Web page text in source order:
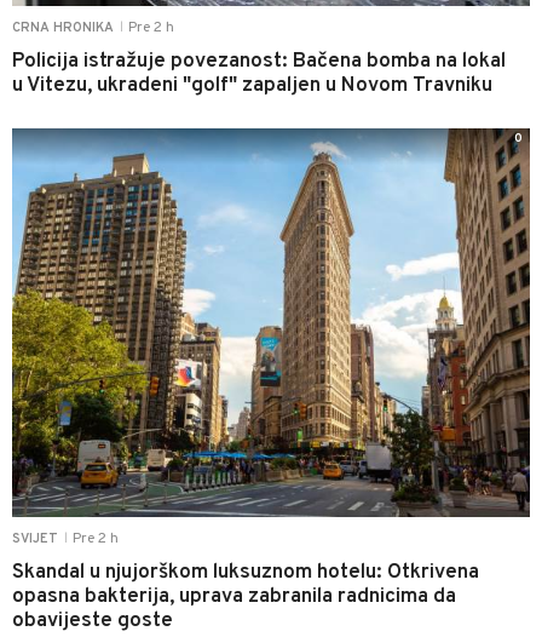
CRNA HRONIKA Pre 2 h
Policija istražuje povezanost: Bačena bomba na lokal
u Vitezu, ukradeni "golf" zapaljen u Novom Travniku
SVIJET Pre 2 h
Skandal u njujorškom luksuznom hotelu: Otkrivena
opasna bakterija, uprava zabranila radnicima da
obavijeste goste
0